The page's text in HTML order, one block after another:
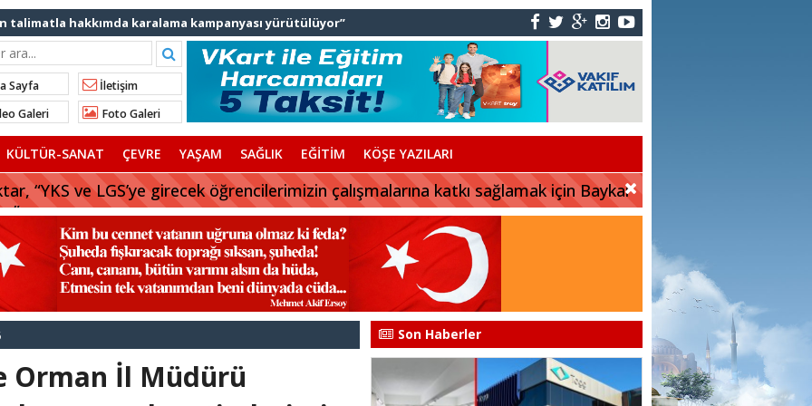
başkanlarından İl Başkanı Özdemir’e ziyaret
Bingöl’den İBB’ye tepki
“Gök Kubbe’de, Mavi Vatan’da, Şanlı Topraklarda: İstanbul
Çerkez AK Parti’ye katıldı
AK Parti’ye katılıyor
orman yangınına müdahale ediyor
tercih desteği
Sayfa
İletişim
Galeri
Foto Galeri
KÜLTÜR-SANAT ÇEVRE YAŞAM SAĞLIK EĞİTİM KÖŞE YAZILARI
“YKS ve LGS’ye girecek öğrencilerimizin çalışmalarına katkı sağlamak için Baykar
Orman İl Müdürü
Son Haberler